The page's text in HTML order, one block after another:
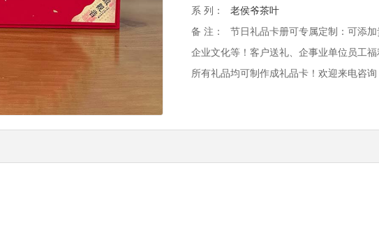
系 列：
老侯爷茶叶
备 注：
节日礼品卡册可专属定制：可添
企业文化等！客户送礼、企事业单位员工
所有礼品均可制作成礼品卡！欢迎来电咨